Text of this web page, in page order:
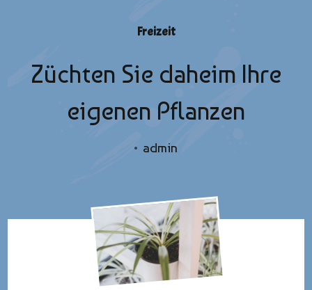
Freizeit
Züchten Sie daheim Ihre
eigenen Pflanzen
admin